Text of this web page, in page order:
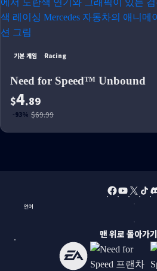
기본 게임 Racing
Need for Speed™ Unbound
$4.89
-93% $69.99
언어
맨 위로 돌아가기